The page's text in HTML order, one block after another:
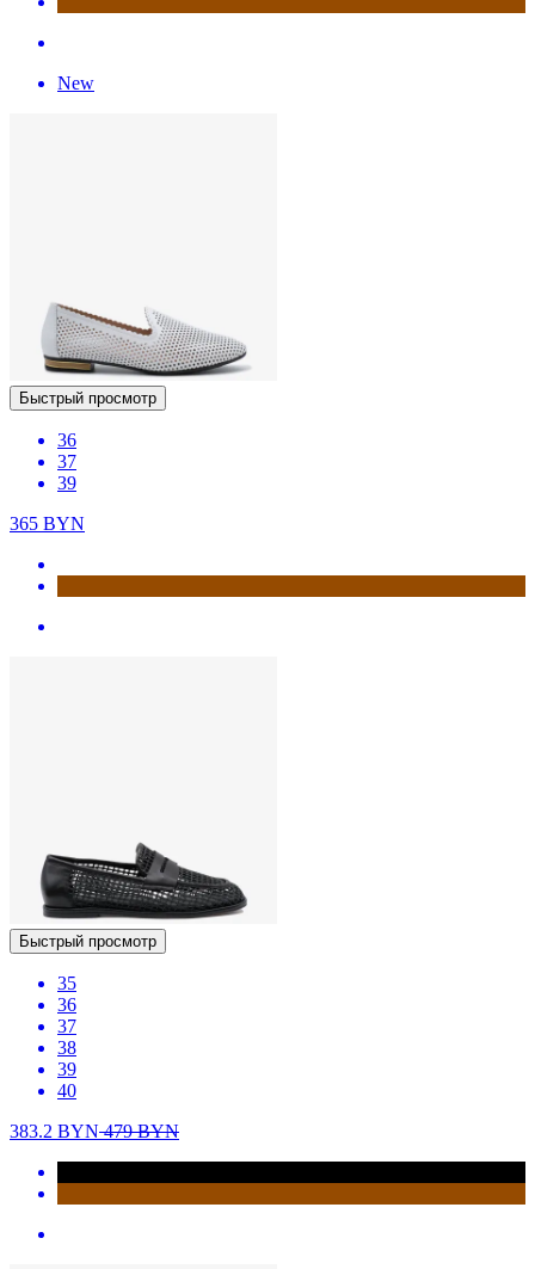
New
Быстрый просмотр
36
37
39
365 BYN
Быстрый просмотр
35
36
37
38
39
40
383.2 BYN479BYN